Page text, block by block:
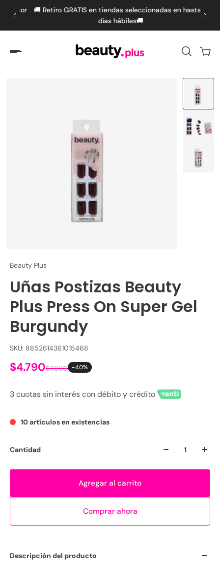
al contenido
🚚 Retiro GRATIS en tiendas seleccionadas en hasta 5
días hábiles🚚
Beauty Plus
Uñas Postizas Beauty
Plus Press On Super Gel
Burgundy
SKU: 8852614361015468
$4.790$7.990 -40%
3 cuotas sin interés con débito y crédito
10 artículos en existencias
Cantidad
Agregar al carrito
Comprar ahora
Descripción del producto